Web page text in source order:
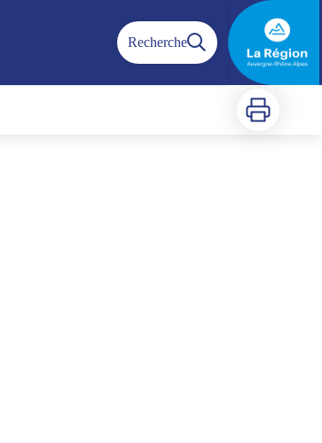
Recherche
Imprimer